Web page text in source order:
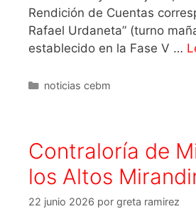
Rendición de Cuentas
Rafael Urdaneta” (turno
establecido en la Fase V …
noticias cebm
Contraloría de
los Altos
22 junio 2026 por greta ramirez